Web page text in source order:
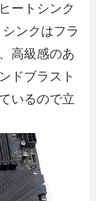
ートシンク
ンクはフラ
高級感のあ
ドブラスト
いるので立